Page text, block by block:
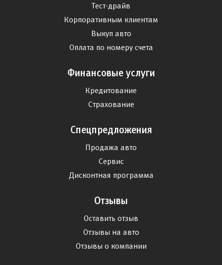
Тест-драйв
Корпоративным клиентам
Выкуп авто
Оплата по номеру счета
Финансовые услуги
Кредитование
Страхование
Спецпредложения
Продажа авто
Сервис
Дисконтная программа
Отзывы
Оставить отзыв
Отзывы на авто
Отзывы о компании